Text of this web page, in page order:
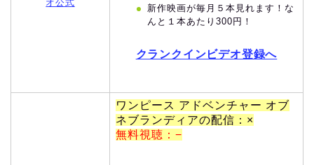
オ公式
新作映画が毎月５本見れます！な
んと１本あたり300円！
クランクインビデオ登録へ
ワンピース アドベンチャー オブ
ネブランディアの配信：×
無料視聴：−